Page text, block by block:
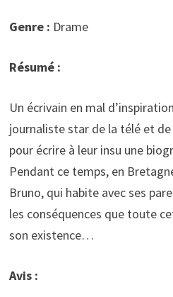
Genre : Drame
Résumé :
Un écrivain en mal
journaliste star de la télé et
pour écrire à leur insu une
Pendant ce temps, en
Bruno, qui habite avec ses
les conséquences que toute
son existence…
Avis :